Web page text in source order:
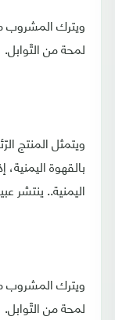
ويترك المشروب
لمحة من التّوابل.
بالقهوة
اليمنية.. ينتشر
ويترك المشروب
لمحة من التّوابل.